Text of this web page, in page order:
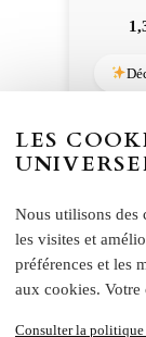
LES
Nous utilisons des
les visites et
préférences et les
aux cookies. Votre
Consulter la